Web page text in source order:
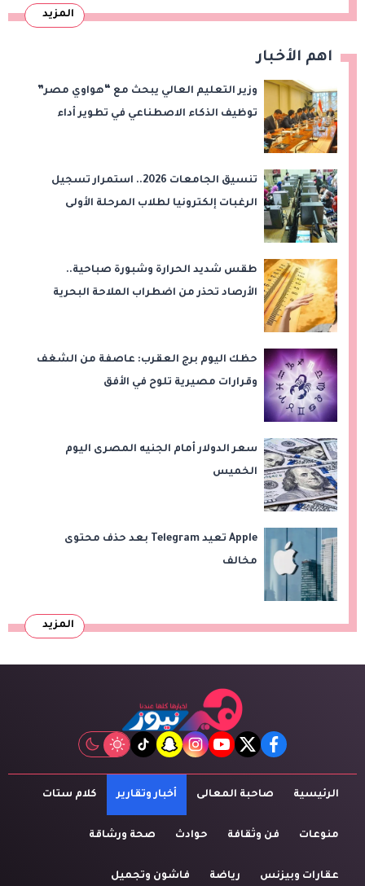
المزيد
اهم الأخبار
وزير التعليم العالي يبحث مع “هواوي مصر”
توظيف الذكاء الاصطناعي في تطوير أداء
تنسيق الجامعات 2026.. استمرار تسجيل
الرغبات إلكترونيا لطلاب المرحلة الأولى
طقس شديد الحرارة وشبورة صباحية..
الأرصاد تحذر من اضطراب الملاحة البحرية
حظك اليوم برج العقرب: عاصفة من الشغف
وقرارات مصيرية تلوح في الأفق
سعر الدولار أمام الجنيه المصرى اليوم
الخميس
Apple تعيد Telegram بعد حذف محتوى
مخالف
المزيد
facebook
twitter
youtube
instagram
snapchat
tiktok
الرئيسية صاحبة المعالى أخبار وتقارير كلام ستات
منوعات فن وثقافة حوادث صحة ورشاقة
عقارات وبيزنس رياضة فاشون وتجميل